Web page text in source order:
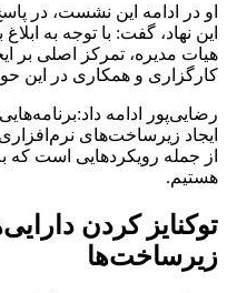
او در ادامه این نشست، در
این نهاد، گفت: با توجه به
هیات مدیره، تمرکز اصلی بر
کارگزاری و همکاری در این
رضایی‌پور ادامه
ایجاد زیرساخت‌های
از جمله رویکردهایی است که
هستیم.
توکنایز کردن
زیرساخت‌ها